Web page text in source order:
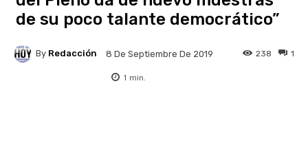
de su poco talante democrático”
By Redacción 8 De Septiembre De 2019 1
238
1 min.